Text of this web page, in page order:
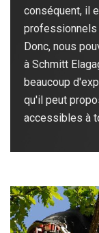
conséquent, il
professionnels
Donc, nous
à Schmitt
beaucoup
qu'il peut
accessibles à